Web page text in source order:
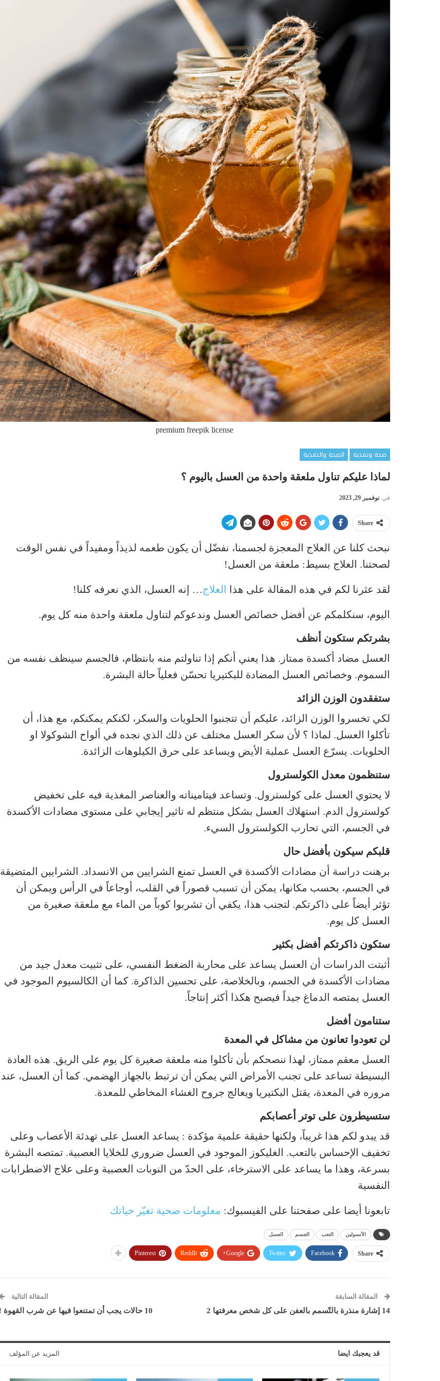
premium freepik license
صحة وتغذية
الصحة والتغذية
لماذا عليكم تناول ملعقة واحدة من العسل باليوم ؟
في نوفمبر 29, 2023
Share
نبحث كلنا عن العلاج المعجزة لجسمنا، نفضّل أن يكون طعمه لذيذاً ومفيداً في نفس الوقت
لصحتنا. العلاج بسيط: ملعقة من العسل!
لقد عثرنا لكم في هذه المقالة على هذا العلاج… إنه العسل، الذي نعرفه كلنا!
اليوم، سنكلمكم عن أفضل خصائص العسل وندعوكم لتناول ملعقة واحدة منه كل يوم.
بشرتكم ستكون أنظف
العسل مضاد أكسدة ممتاز. هذا يعني أنكم إذا تناولتم منه بانتظام، فالجسم سينظف نفسه من
السموم. وخصائص العسل المضادة للبكتيريا تحسّن فعلياً حالة البشرة.
ستفقدون الوزن الزائد
لكي تخسروا الوزن الزائد، عليكم أن تتجنبوا الحلويات والسكر، لكنكم يمكنكم، مع هذا، أن
تأكلوا العسل. لماذا ؟ لأن سكر العسل مختلف عن ذلك الذي نجده في ألواح الشوكولا او
الحلويات. يسرّع العسل عملية الأيض ويساعد على حرق الكيلوهات الزائدة.
ستنظمون معدل الكولسترول
لا يحتوي العسل على كولسترول. وتساعد فيتاميناته والعناصر المغذية فيه على تخفيض
كولسترول الدم. استهلاك العسل بشكل منتظم له تاثير إيجابي على مستوى مضادات الأكسدة
في الجسم، التي تحارب الكولسترول السيء.
قلبكم سيكون بأفضل حال
برهنت دراسة أن مضادات الأكسدة في العسل تمنع الشرايين من الانسداد. الشرايين المتضيقة
في الجسم، بحسب مكانها، يمكن أن تسبب قصوراً في القلب، أوجاعاً في الرأس ويمكن أن
تؤثر أيضاً على ذاكرتكم. لتجنب هذا، يكفي أن تشربوا كوباً من الماء مع ملعقة صغيرة من
العسل كل يوم.
ستكون ذاكرتكم أفضل بكثير
أثبتت الدراسات أن العسل يساعد على محاربة الضغط النفسي، على تثبيت معدل جيد من
مضادات الأكسدة في الجسم، وبالخلاصة، على تحسين الذاكرة. كما أن الكالسيوم الموجود في
العسل يمتصه الدماغ جيداً فيصبح هكذا أكثر إنتاجاً.
ستنامون أفضل
لن تعودوا تعانون من مشاكل في المعدة
العسل معقم ممتاز، لهذا ننصحكم بأن تأكلوا منه ملعقة صغيرة كل يوم على الريق. هذه العادة
البسيطة تساعد على تجنب الأمراض التي يمكن أن ترتبط بالجهاز الهضمي. كما أن العسل، عند
مروره في المعدة، يقتل البكتيريا ويعالج جروح الغشاء المخاطي للمعدة.
ستسيطرون على توتر أعصابكم
قد يبدو لكم هذا غريباً، ولكنها حقيقة علمية مؤكدة : يساعد العسل على تهدئة الأعصاب وعلى
تخفيف الإحساس بالتعب. الغليكوز الموجود في العسل ضروري للخلايا العصبية. تمتصه البشرة
بسرعة، وهذا ما يساعد على الاسترخاء، على الحدّ من النوبات العصبية وعلى علاج الاضطرابات
النفسية
تابعونا أيضا على صفحتنا على الفيسبوك: معلومات صحية تغيّر حياتك
الأنسولين التعب الجسم العسل
Share
Facebook
Twitter
Google+
ReddIt
Pinterest
المقالة السابقة
14 إشارة منذرة بالتّسمم بالعفن على كل شخص معرفتها 2
المقالة التالية
10 حالات يجب أن تمتنعوا فيها عن شرب القهوة !
قد يعجبك ايضا المزيد عن المؤلف